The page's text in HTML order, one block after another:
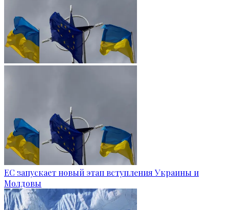
ЕС запускает новый этап вступления Украины и
Молдовы